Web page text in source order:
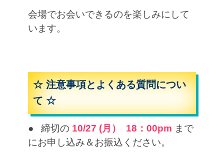
会場でお会いできるのを楽しみにして
います。
☆ 注意事項とよくある質問につい
て ☆
● 締切の 10/27 (月） 18：00pm まで
にお申し込み＆お振込ください。